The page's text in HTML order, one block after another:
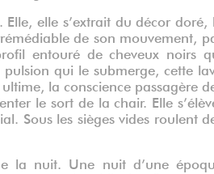
elle s’extrait du décor doré,
de son mouvement,
entouré de cheveux noirs
qui le submerge, cette
la conscience passagère
le sort de la chair. Elle
Sous les sièges vides roulent
la nuit. Une nuit d’une